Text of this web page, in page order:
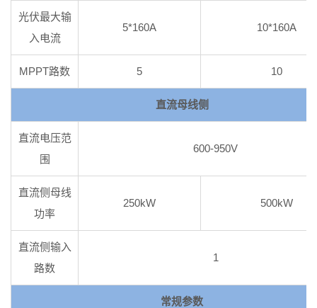
光伏最大输
入电流
5*160A 10*160A
MPPT路数 5 10
直流母线侧
直流电压范
围
600-950V
直流侧母线
功率
250kW 500kW
直流侧输入
路数
1
常规参数